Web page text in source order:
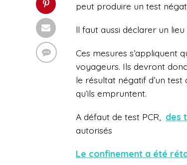
peut produire un test
ll faut aussi déclarer un
Ces mesures s’appliquent
voyageurs. Ils devront
le résultat négatif d’un test
qu’ils empruntent.
A défaut de test PCR, des
autorisés
Le confinement a été